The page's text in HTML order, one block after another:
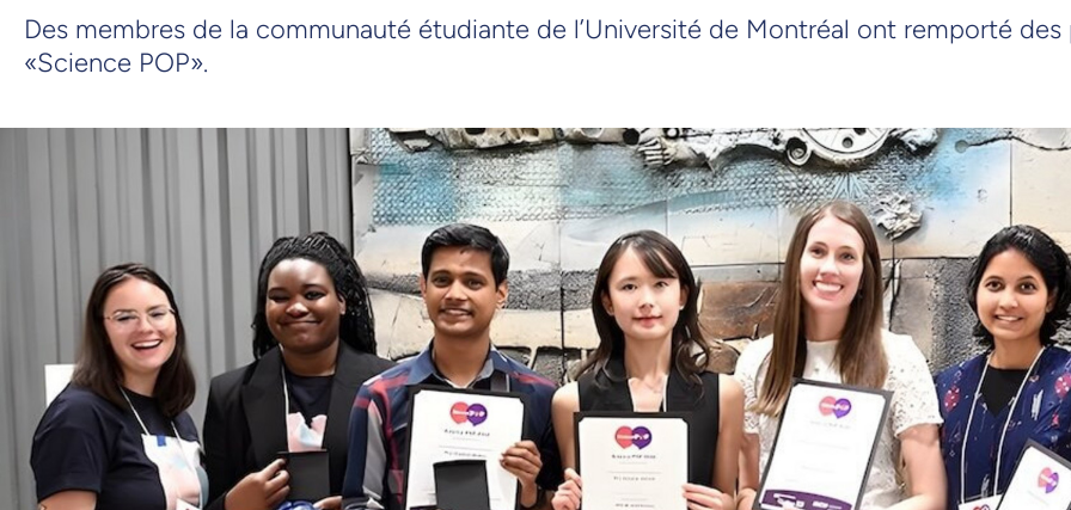
Des membres de la communauté étudiante de l’Université de Montréal ont remporté
«Science POP».